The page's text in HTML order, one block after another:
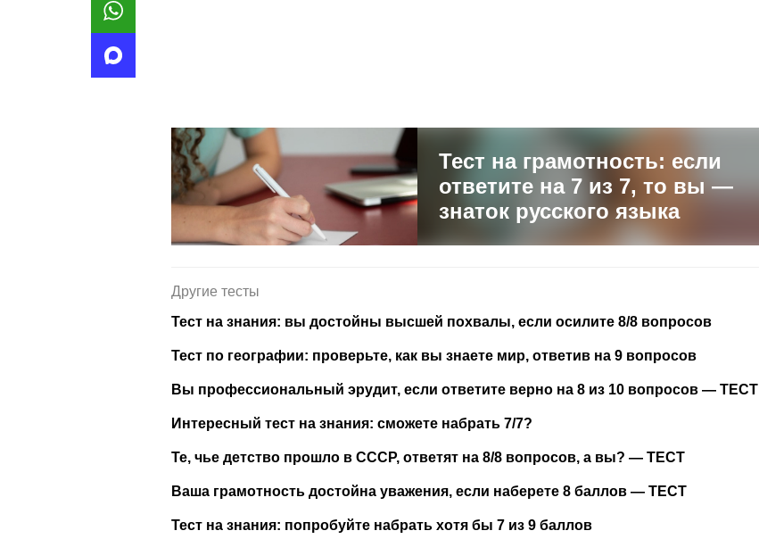
Тест на грамотность: если
ответите на 7 из 7, то вы —
знаток русского языка
Другие тесты
Тест на знания: вы достойны высшей похвалы, если осилите 8/8 вопросов
Тест по географии: проверьте, как вы знаете мир, ответив на 9 вопросов
Вы профессиональный эрудит, если ответите верно на 8 из 10 вопросов — ТЕСТ
Интересный тест на знания: сможете набрать 7/7?
Те, чье детство прошло в СССР, ответят на 8/8 вопросов, а вы? — ТЕСТ
Ваша грамотность достойна уважения, если наберете 8 баллов — ТЕСТ
Тест на знания: попробуйте набрать хотя бы 7 из 9 баллов